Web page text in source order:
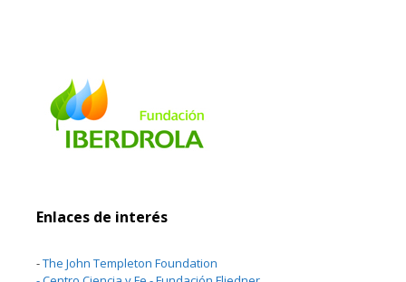
Enlaces de interés
-The John Templeton Foundation